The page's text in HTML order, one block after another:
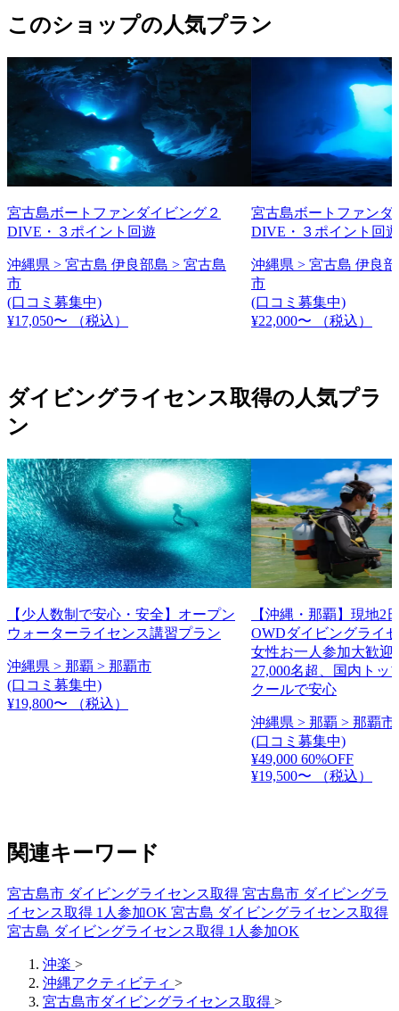
このショップの人気プラン
宮古島ボートファンダイビング２
DIVE・３ポイント回遊
沖縄県 > 宮古島 伊良部島 > 宮古島
市
(口コミ募集中)
¥17,050〜
（税込）
宮古島ボートファンダ
DIVE・３ポイント回遊
沖縄県 > 宮古島 伊良
市
(口コミ募集中)
¥22,000〜
（税込）
ダイビングライセンス取得の人気プラ
ン
【少人数制で安心・安全】オープン
ウォーターライセンス講習プラン
沖縄県 > 那覇 > 那覇市
(口コミ募集中)
¥19,800〜
（税込）
【沖縄・那覇】現地
OWDダイビングライ
女性お一人参加大歓迎
27,000名超、国内トッ
クールで安心
沖縄県 > 那覇 > 那覇市
(口コミ募集中)
¥49,000 60%OFF
¥19,500〜
（税込）
関連キーワード
宮古島市 ダイビングライセンス取得 宮古島市 ダイビングラ
イセンス取得 1人参加OK 宮古島 ダイビングライセンス取得
宮古島 ダイビングライセンス取得 1人参加OK
沖楽 >
沖縄アクティビティ >
宮古島市ダイビングライセンス取得 >